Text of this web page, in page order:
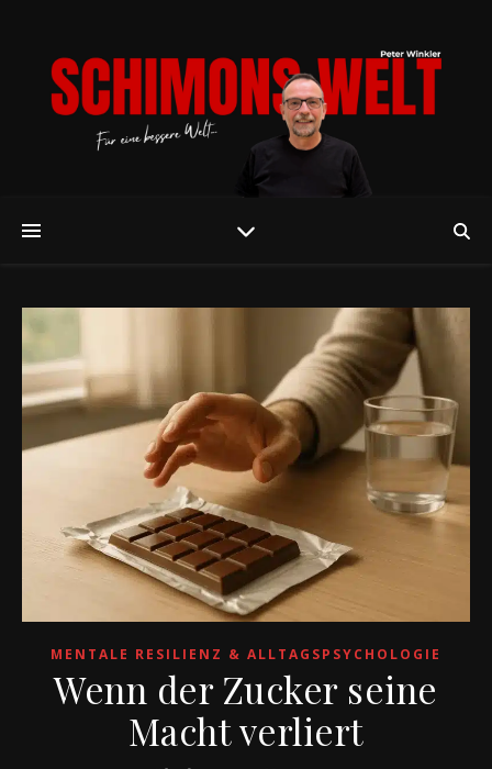
MENTALE RESILIENZ & ALLTAGSPSYCHOLOGIE
Wenn der Zucker seine
Macht verliert